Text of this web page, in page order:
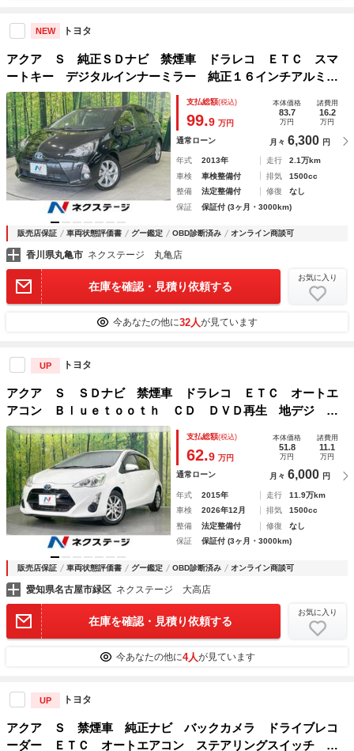
NEW トヨタ
アクア Ｓ 純正ＳＤナビ 禁煙車 ドラレコ ＥＴＣ スマ
ートキー デジタルインナーミラー 純正１６インチアルミ
オートライト オートエアコン Ｂｌｕｅｔｏｏｔｈ ＣＤ
ＤＶＤ再生 フルセグ
支払総額(税込)
99.9 万円
本体価格
83.7
万円
諸費用
16.2
万円
通常ローン 月々 6,300 円
年式 2013年 走行
2.1万km
車検
車検整備付 排気
1500cc
整備
法定整備付 修復
なし
保証
保証付 (3ヶ月・3000km)
販売店保証 車両状態評価書 グー鑑定 OBD診断済み オンライン商談可
香川県丸亀市 ネクステージ 丸亀店
在庫を確認・見積り依頼する
お気に入り
今あなたの他に32人が見ています
UP トヨタ
アクア Ｓ ＳＤナビ 禁煙車 ドラレコ ＥＴＣ オートエ
アコン Ｂｌｕｅｔｏｏｔｈ ＣＤ ＤＶＤ再生 地デジ プ
ライバシーガラス ドアバイザー キーレスエントリー 電動
格納ミラー
支払総額(税込)
62.9 万円
本体価格
51.8
万円
諸費用
11.1
万円
通常ローン 月々 6,000 円
年式 2015年 走行
11.9万km
車検
2026年12月 排気
1500cc
整備
法定整備付 修復
なし
保証
保証付 (3ヶ月・3000km)
販売店保証 車両状態評価書 グー鑑定 OBD診断済み オンライン商談可
愛知県名古屋市緑区 ネクステージ 大高店
在庫を確認・見積り依頼する
お気に入り
今あなたの他に4人が見ています
UP トヨタ
アクア Ｓ 禁煙車 純正ナビ バックカメラ ドライブレコ
ーダー ＥＴＣ オートエアコン ステアリングスイッチ オ